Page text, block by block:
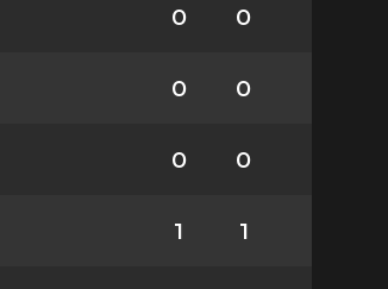
0 0
0 0
0 0
1 1